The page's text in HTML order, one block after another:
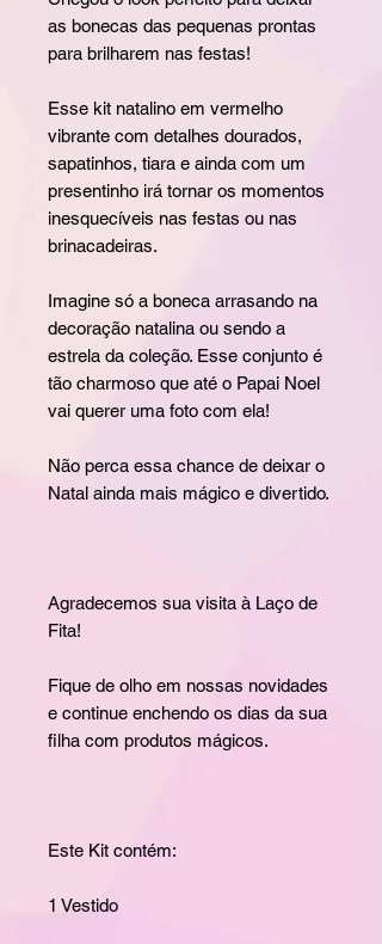
as bonecas das pequenas prontas
para brilharem nas festas!
Esse kit natalino em vermelho
vibrante com detalhes dourados,
sapatinhos, tiara e ainda com um
presentinho irá tornar os momentos
inesquecíveis nas festas ou nas
brinacadeiras.
Imagine só a boneca arrasando na
decoração natalina ou sendo a
estrela da coleção. Esse conjunto é
tão charmoso que até o Papai Noel
vai querer uma foto com ela!
Não perca essa chance de deixar o
Natal ainda mais mágico e divertido.
Agradecemos sua visita à Laço de
Fita!
Fique de olho em nossas novidades
e continue enchendo os dias da sua
filha com produtos mágicos.
Este Kit contém:
1 Vestido